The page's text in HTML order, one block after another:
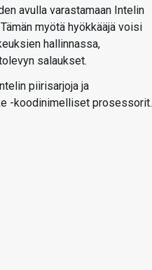
avulla varastamaan Intelin
myötä hyökkääjä voisi
hallinnassa,
salaukset.
piirisarjoja ja
-koodinimelliset prosessorit.